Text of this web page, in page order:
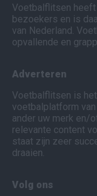
Voetbalflitsen
bezoekers en is
van Nederland.
opvallende en
Adverteren
Voetbalflitsen is
voetbalplatform
ander uw merk en/
relevante content
staat zijn zeer
draaien.
Volg ons